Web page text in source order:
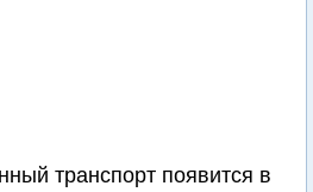
транспорт появится в